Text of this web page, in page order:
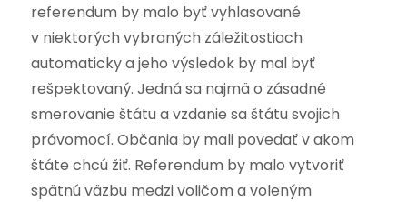
referendum by malo byť vyhlasované
v niektorých vybraných záležitostiach
automaticky a jeho výsledok by mal byť
rešpektovaný. Jedná sa najmä o zásadné
smerovanie štátu a vzdanie sa štátu svojich
právomocí. Občania by mali povedať v akom
štáte chcú žiť. Referendum by malo vytvoriť
spätnú väzbu medzi voličom a voleným